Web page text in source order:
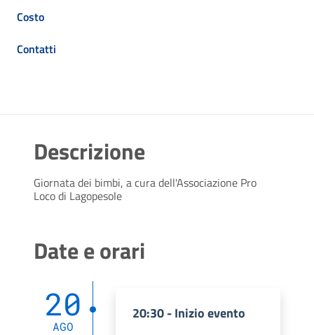
Costo
Contatti
Descrizione
Giornata dei bimbi, a cura dell'Associazione Pro
Loco di Lagopesole
Date e orari
20
AGO
20:30 - Inizio evento